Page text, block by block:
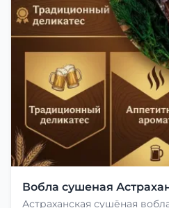
Вобла сушеная
Астраханская сушёная